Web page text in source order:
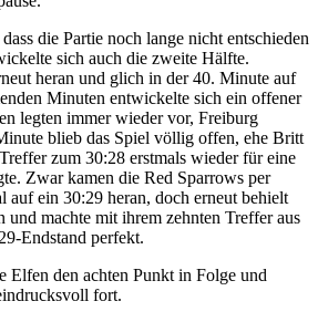
die Partie noch lange nicht entschieden
sich auch die zweite Hälfte.
heran und glich in der 40. Minute auf
Minuten entwickelte sich ein offener
legten immer wieder vor, Freiburg
blieb das Spiel völlig offen, ehe Britt
zum 30:28 erstmals wieder für eine
Zwar kamen die Red Sparrows per
auf ein 30:29 heran, doch erneut behielt
und machte mit ihrem zehnten Treffer aus
Endstand perfekt.
Elfen den achten Punkt in Folge und
fort.